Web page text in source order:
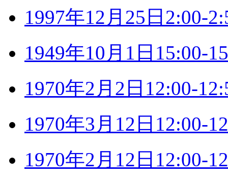
1997年12月25日2:00-
1949年10月1日15:00-
1970年2月2日12:00-
1970年3月12日12:00-
1970年2月12日12:00-